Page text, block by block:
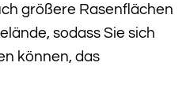
größere Rasenflächen
sodass Sie sich
können, das